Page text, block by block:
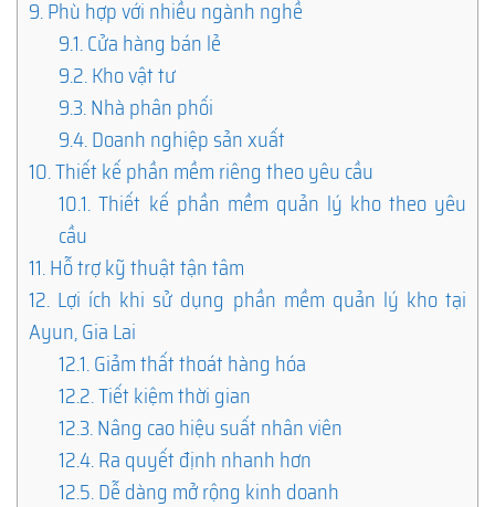
9.Phù hợp với nhiều ngành nghề
9.1.Cửa hàng bán lẻ
9.2.Kho vật tư
9.3.Nhà phân phối
9.4.Doanh nghiệp sản xuất
10.Thiết kế phần mềm riêng theo yêu cầu
10.1. Thiết kế phần mềm quản lý kho theo yêu
cầu
11.Hỗ trợ kỹ thuật tận tâm
12. Lợi ích khi sử dụng phần mềm quản lý kho tại
Ayun, Gia Lai
12.1.Giảm thất thoát hàng hóa
12.2.Tiết kiệm thời gian
12.3.Nâng cao hiệu suất nhân viên
12.4.Ra quyết định nhanh hơn
12.5.Dễ dàng mở rộng kinh doanh